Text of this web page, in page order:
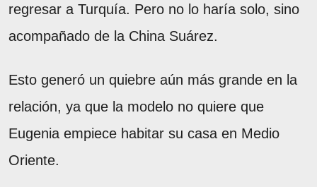
regresar a Turquía. Pero no lo haría solo, sino
acompañado de la China Suárez.
Esto generó un quiebre aún más grande en la
relación, ya que la modelo no quiere que
Eugenia empiece habitar su casa en Medio
Oriente.